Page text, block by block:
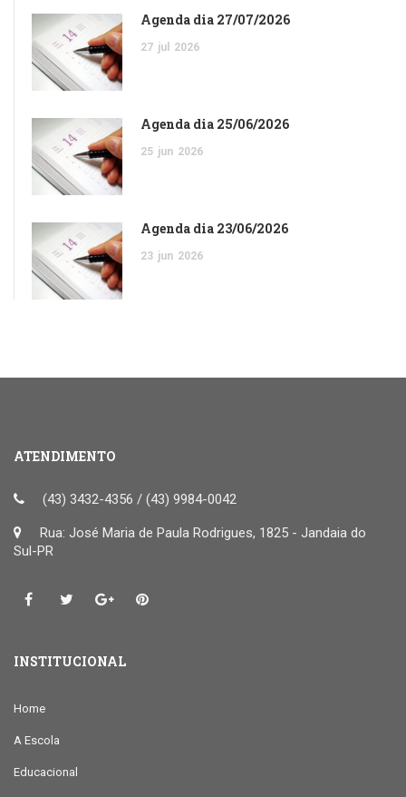
Agenda dia 27/07/2026
27 jul 2026
Agenda dia 25/06/2026
25 jun 2026
Agenda dia 23/06/2026
23 jun 2026
ATENDIMENTO
(43) 3432-4356 / (43) 9984-0042
Rua: José Maria de Paula Rodrigues, 1825 - Jandaia do
Sul-PR
INSTITUCIONAL
Home
A Escola
Educacional